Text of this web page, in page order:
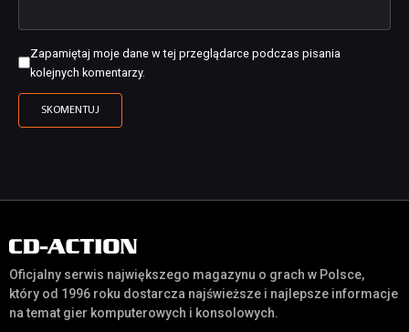
Zapamiętaj moje dane w tej przeglądarce podczas pisania
kolejnych komentarzy.
Oficjalny serwis największego magazynu o grach w Polsce,
który od 1996 roku dostarcza najświeższe i najlepsze informacje
na temat gier komputerowych i konsolowych.